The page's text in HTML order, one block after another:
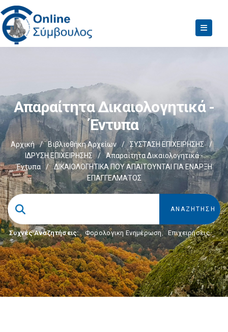
Απαραίτητα Δικαιολογητικά -
Έντυπα
Αρχική / Βιβλιοθήκη Αρχείων / ΣΥΣΤΑΣΗ ΕΠΙΧΕΙΡΗΣΗΣ
/
ΙΔΡΥΣΗ ΕΠΙΧΕΙΡΗΣΗΣ
/
Απαραίτητα Δικαιολογητικά -
Έντυπα
/
ΔΙΚΑΙΟΛΟΓΗΤΙΚΑ ΠΟΥ ΑΠΑΙΤΟΥΝΤΑΙ ΓΙΑ ΕΝΑΡΞΗ
ΕΠΑΓΓΕΛΜΑΤΟΣ
Συχνές Αναζητήσεις: Φορολογικη Ενημέρωση, Επιχειρήσεις